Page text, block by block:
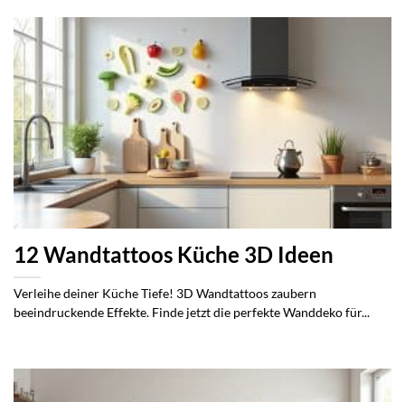
12 Wandtattoos Küche 3D Ideen
Verleihe deiner Küche Tiefe! 3D Wandtattoos zaubern
beeindruckende Effekte. Finde jetzt die perfekte Wanddeko für...